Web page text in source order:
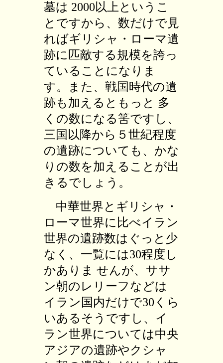
墓は 2000以上というこ
とですから、数だけで見
ればギリシャ・ローマ遺
跡に匹敵する規模を誇っ
ていることになりま
す。また、戦国時代の遺
跡も加えるともっと 多
くの数になる筈ですし、
三国以降から５世紀程度
の遺跡についても、かな
りの数を加えることが出
きるでしょう。
中華世界とギリシャ・
ローマ世界に比べイラン
世界の遺跡数はぐっと少
なく、一覧には30程度し
かありま せんが、ササ
ン朝のレリーフなどは
イラン国内だけで30くら
いあるそうですし、イ
ラン世界については中央
アジアの遺跡やクシャ